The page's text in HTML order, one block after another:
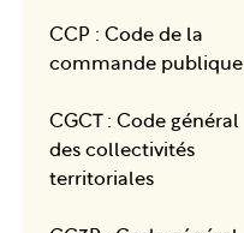
CCP : Code de la
commande publique
CGCT : Code général
des collectivités
territoriales